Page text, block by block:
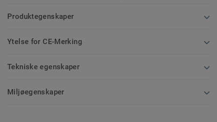
Produktegenskaper
Ytelse for CE-Merking
Tekniske egenskaper
Miljøegenskaper